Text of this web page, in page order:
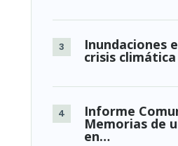
Inundaciones
crisis
Informe
Memorias de
en…